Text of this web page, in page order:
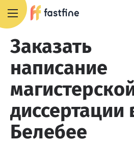
Заказать
написание
диссертации
Белебее